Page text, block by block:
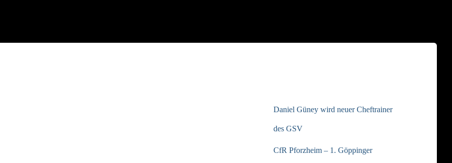
Daniel Güney wird neuer Cheftrainer
des GSV
CfR Pforzheim – 1. Göppinger